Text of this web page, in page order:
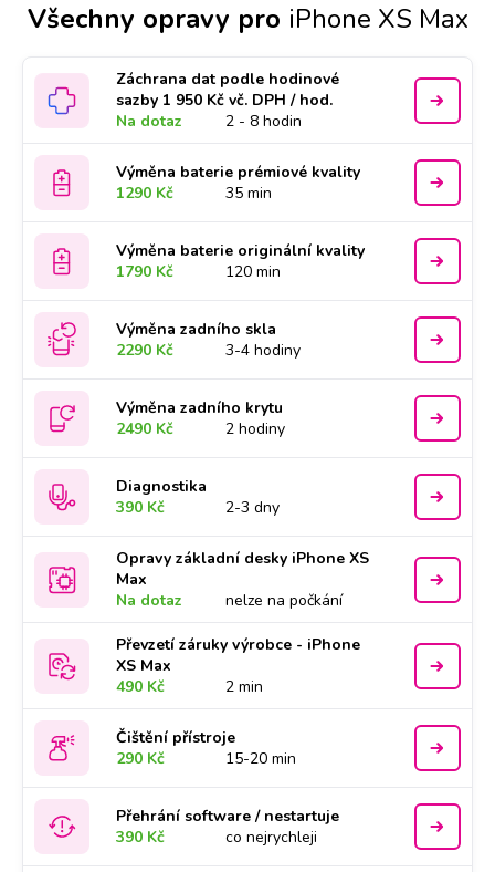
Všechny opravy pro iPhone XS Max
Záchrana dat podle hodinové
sazby 1 950 Kč vč. DPH / hod.
Na dotaz
2 - 8 hodin
Výměna baterie prémiové kvality
1290 Kč
35 min
Výměna baterie originální kvality
1790 Kč
120 min
Výměna zadního skla
2290 Kč
3-4 hodiny
Výměna zadního krytu
2490 Kč
2 hodiny
Diagnostika
390 Kč
2-3 dny
Opravy základní desky iPhone XS
Max
Na dotaz
nelze na počkání
Převzetí záruky výrobce - iPhone
XS Max
490 Kč
2 min
Čištění přístroje
290 Kč
15-20 min
Přehrání software / nestartuje
390 Kč
co nejrychleji